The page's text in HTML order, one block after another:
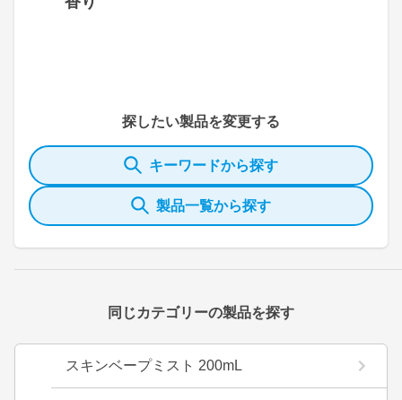
探したい製品を変更する
キーワードから探す
製品一覧から探す
同じカテゴリーの製品を探す
スキンベープミスト 200mL